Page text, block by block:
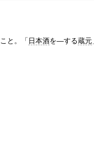
こと。「 日本酒を―する蔵元